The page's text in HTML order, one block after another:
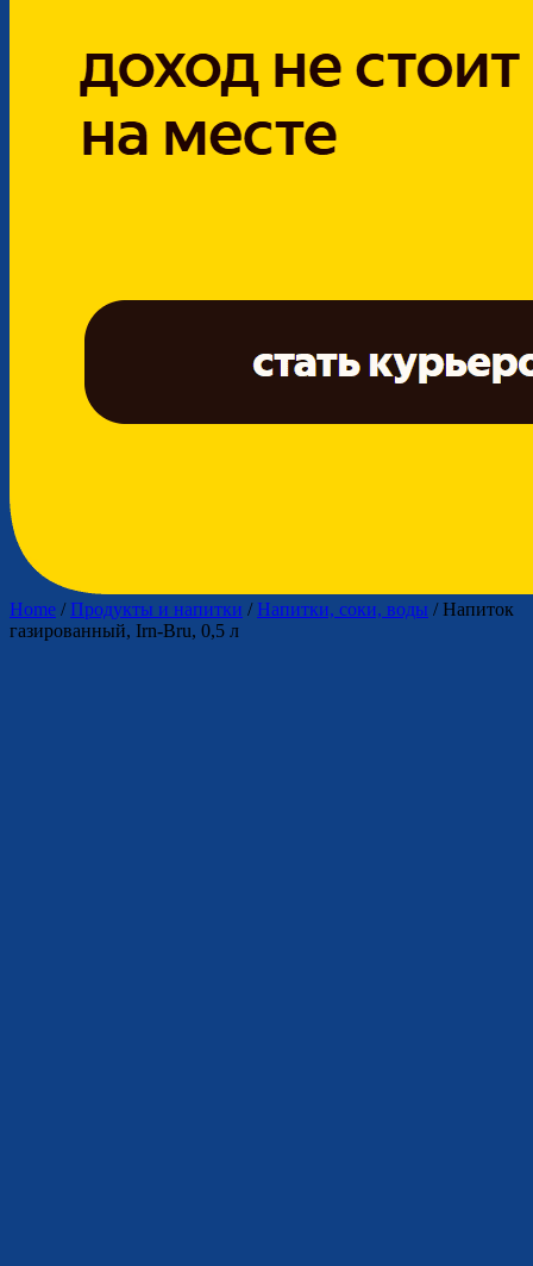
Home /Продукты и напитки /Напитки, соки, воды / Напиток
газированный, Irn-Bru, 0,5 л